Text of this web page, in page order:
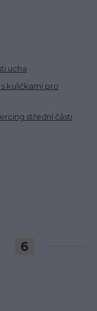
ucha
kuličkami pro
střední části
6